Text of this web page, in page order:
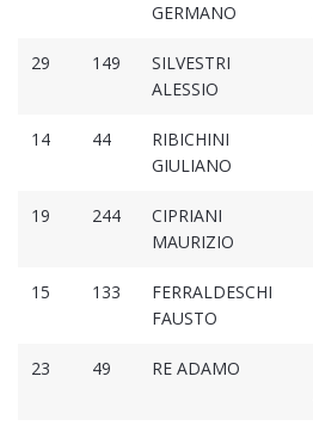
GERMANO
29 149
SILVESTRI
ALESSIO
14 44
RIBICHINI
GIULIANO
19 244
CIPRIANI
MAURIZIO
15 133
FERRALDESCHI
FAUSTO
23 49 RE ADAMO